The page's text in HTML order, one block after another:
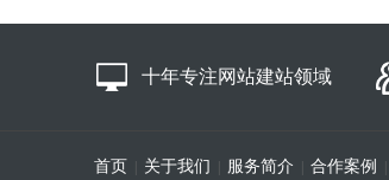
十年专注网站建站领域
首页 关于我们 服务简介 合作案例